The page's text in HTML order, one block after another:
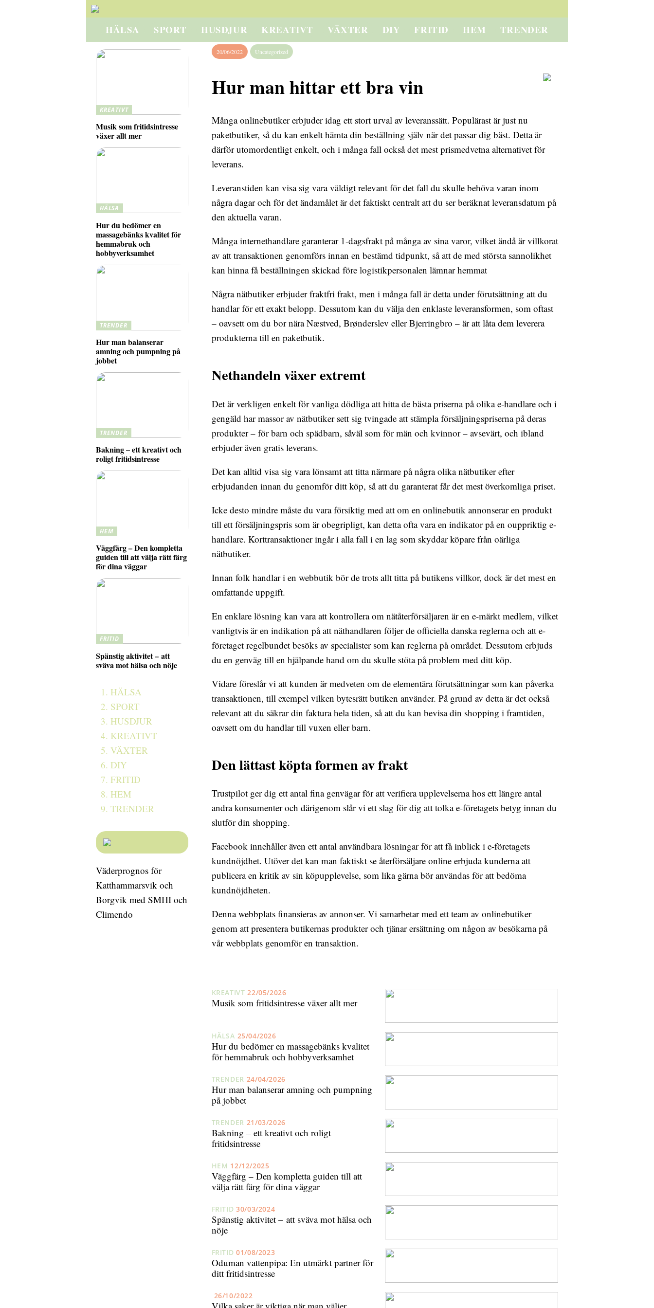
HÄLSA SPORT HUSDJUR KREATIVT VÄXTER DIY FRITID HEM TRENDER
20/06/2022 Uncategorized
Hur man hittar ett bra vin
Många onlinebutiker erbjuder idag ett stort urval av leveranssätt. Populärast är just nu
paketbutiker, så du kan enkelt hämta din beställning själv när det passar dig bäst. Detta är
därför utomordentligt enkelt, och i många fall också det mest prismedvetna alternativet för
leverans.
Leveranstiden kan visa sig vara väldigt relevant för det fall du skulle behöva varan inom
några dagar och för det ändamålet är det faktiskt centralt att du ser beräknat leveransdatum på
den aktuella varan.
Många internethandlare garanterar 1-dagsfrakt på många av sina varor, vilket ändå är villkorat
av att transaktionen genomförs innan en bestämd tidpunkt, så att de med största sannolikhet
kan hinna få beställningen skickad före logistikpersonalen lämnar hemmat
Några nätbutiker erbjuder fraktfri frakt, men i många fall är detta under förutsättning att du
handlar för ett exakt belopp. Dessutom kan du välja den enklaste leveransformen, som oftast
– oavsett om du bor nära Næstved, Brønderslev eller Bjerringbro – är att låta dem leverera
produkterna till en paketbutik.
Nethandeln växer extremt
Det är verkligen enkelt för vanliga dödliga att hitta de bästa priserna på olika e-handlare och i
gengäld har massor av nätbutiker sett sig tvingade att stämpla försäljningspriserna på deras
produkter – för barn och spädbarn, såväl som för män och kvinnor – avsevärt, och ibland
erbjuder även gratis leverans.
Det kan alltid visa sig vara lönsamt att titta närmare på några olika nätbutiker efter
erbjudanden innan du genomför ditt köp, så att du garanterat får det mest överkomliga priset.
Icke desto mindre måste du vara försiktig med att om en onlinebutik annonserar en produkt
till ett försäljningspris som är obegripligt, kan detta ofta vara en indikator på en ouppriktig e-
handlare. Korttransaktioner ingår i alla fall i en lag som skyddar köpare från oärliga
nätbutiker.
Innan folk handlar i en webbutik bör de trots allt titta på butikens villkor, dock är det mest en
omfattande uppgift.
En enklare lösning kan vara att kontrollera om nätåterförsäljaren är en e-märkt medlem, vilket
vanligtvis är en indikation på att näthandlaren följer de officiella danska reglerna och att e-
företaget regelbundet besöks av specialister som kan reglerna på området. Dessutom erbjuds
du en genväg till en hjälpande hand om du skulle stöta på problem med ditt köp.
Vidare föreslår vi att kunden är medveten om de elementära förutsättningar som kan påverka
transaktionen, till exempel vilken bytesrätt butiken använder. På grund av detta är det också
relevant att du säkrar din faktura hela tiden, så att du kan bevisa din shopping i framtiden,
oavsett om du handlar till vuxen eller barn.
Den lättast köpta formen av frakt
Trustpilot ger dig ett antal fina genvägar för att verifiera upplevelserna hos ett längre antal
andra konsumenter och därigenom slår vi ett slag för dig att tolka e-företagets betyg innan du
slutför din shopping.
Facebook innehåller även ett antal användbara lösningar för att få inblick i e-företagets
kundnöjdhet. Utöver det kan man faktiskt se återförsäljare online erbjuda kunderna att
publicera en kritik av sin köpupplevelse, som lika gärna bör användas för att bedöma
kundnöjdheten.
Denna webbplats finansieras av annonser. Vi samarbetar med ett team av onlinebutiker
genom att presentera butikernas produkter och tjänar ersättning om någon av besökarna på
vår webbplats genomför en transaktion.
KREATIVT 22/05/2026
Musik som fritidsintresse växer allt mer
HÄLSA 25/04/2026
Hur du bedömer en massagebänks kvalitet
för hemmabruk och hobbyverksamhet
TRENDER 24/04/2026
Hur man balanserar amning och pumpning
på jobbet
TRENDER 21/03/2026
Bakning – ett kreativt och roligt
fritidsintresse
HEM 12/12/2025
Väggfärg – Den kompletta guiden till att
välja rätt färg för dina väggar
FRITID 30/03/2024
Spänstig aktivitet – att sväva mot hälsa och
nöje
FRITID 01/08/2023
Oduman vattenpipa: En utmärkt partner för
ditt fritidsintresse
26/10/2022
KREATIVT
Musik som fritidsintresse
växer allt mer
HÄLSA
Hur du bedömer en
massagebänks kvalitet för
hemmabruk och
hobbyverksamhet
TRENDER
Hur man balanserar
amning och pumpning på
jobbet
TRENDER
Bakning – ett kreativt och
roligt fritidsintresse
HEM
Väggfärg – Den kompletta
guiden till att välja rätt färg
för dina väggar
FRITID
Spänstig aktivitet – att
sväva mot hälsa och nöje
HÄLSA
SPORT
HUSDJUR
KREATIVT
VÄXTER
DIY
FRITID
HEM
TRENDER
Väderprognos för
Katthammarsvik och
Borgvik med SMHI och
Climendo